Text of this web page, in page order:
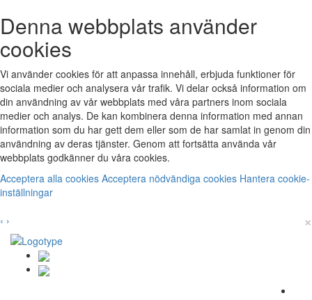
Denna webbplats använder
cookies
Vi använder cookies för att anpassa innehåll, erbjuda funktioner för
sociala medier och analysera vår trafik. Vi delar också information om
din användning av vår webbplats med våra partners inom sociala
medier och analys. De kan kombinera denna information med annan
information som du har gett dem eller som de har samlat in genom din
användning av deras tjänster. Genom att fortsätta använda vår
webbplats godkänner du våra cookies.
Acceptera alla cookies Acceptera nödvändiga cookies Hantera cookie-
inställningar
‹ › ×